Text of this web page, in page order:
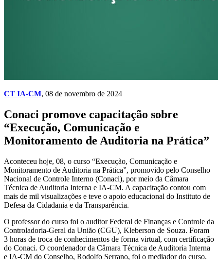
CT IA-CM, 08 de novembro de 2024
Conaci promove capacitação sobre
“Execução, Comunicação e
Monitoramento de Auditoria na Prática”
Aconteceu hoje, 08, o curso “Execução, Comunicação e
Monitoramento de Auditoria na Prática”, promovido pelo Conselho
Nacional de Controle Interno (Conaci), por meio da Câmara
Técnica de Auditoria Interna e IA-CM. A capacitação contou com
mais de mil visualizações e teve o apoio educacional do Instituto de
Defesa da Cidadania e da Transparência.
O professor do curso foi o auditor Federal de Finanças e Controle da
Controladoria-Geral da União (CGU), Kleberson de Souza. Foram
3 horas de troca de conhecimentos de forma virtual, com certificação
do Conaci. O coordenador da Câmara Técnica de Auditoria Interna
e IA-CM do Conselho, Rodolfo Serrano, foi o mediador do curso.